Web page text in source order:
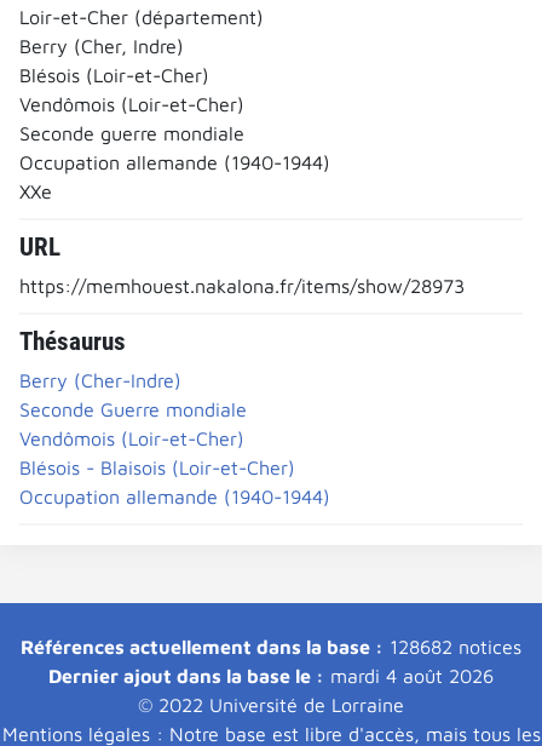
Loir-et-Cher (département)
Berry (Cher, Indre)
Blésois (Loir-et-Cher)
Vendômois (Loir-et-Cher)
Seconde guerre mondiale
Occupation allemande (1940-1944)
XXe
URL
https://memhouest.nakalona.fr/items/show/28973
Thésaurus
Berry (Cher-Indre)
Seconde Guerre mondiale
Vendômois (Loir-et-Cher)
Blésois - Blaisois (Loir-et-Cher)
Occupation allemande (1940-1944)
Références actuellement dans la base : 128682 notices
Dernier ajout dans la base le : mardi 4 août 2026
© 2022 Université de Lorraine
Mentions légales : Notre base est libre d'accès, mais tous les